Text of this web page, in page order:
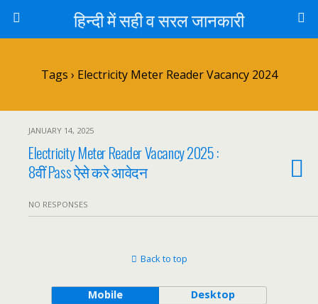
हिन्दी में सही व सरल जानकारी
Tags › Electricity Meter Reader Vacancy 2024
JANUARY 14, 2025
Electricity Meter Reader Vacancy 2025 :
8वीं Pass ऐसे करे आवेदन
NO RESPONSES
Back to top
Mobile Desktop